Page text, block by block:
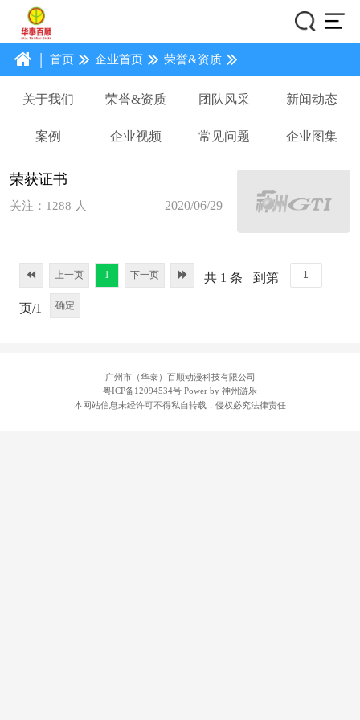
| 首页 企业首页 荣誉&资质
关于我们 荣誉&资质 团队风采 新闻动态
案例 企业视频 常见问题 企业图集
荣获证书
关注：1288 人 2020/06/29
上一页 1 下一页 共 1 条 到第
页/1 确定
广州市（华泰）百顺动漫科技有限公司
粤ICP备12094534号 Power by 神州游乐
本网站信息未经许可不得私自转载，侵权必究法律责任